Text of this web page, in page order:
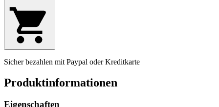
Sicher bezahlen mit Paypal oder Kreditkarte
Produktinformationen
Eigenschaften